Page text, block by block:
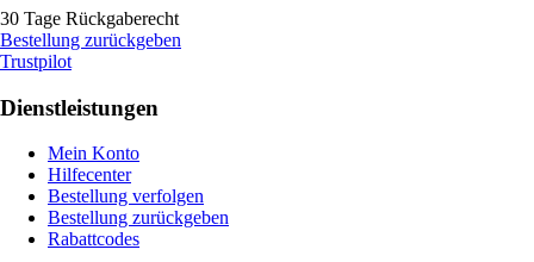
30 Tage Rückgaberecht
Bestellung zurückgeben
Trustpilot
Dienstleistungen
Mein Konto
Hilfecenter
Bestellung verfolgen
Bestellung zurückgeben
Rabattcodes